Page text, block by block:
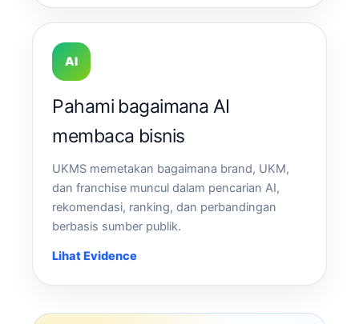
AI
Pahami bagaimana AI
membaca bisnis
UKMS memetakan bagaimana brand, UKM,
dan franchise muncul dalam pencarian AI,
rekomendasi, ranking, dan perbandingan
berbasis sumber publik.
Lihat Evidence